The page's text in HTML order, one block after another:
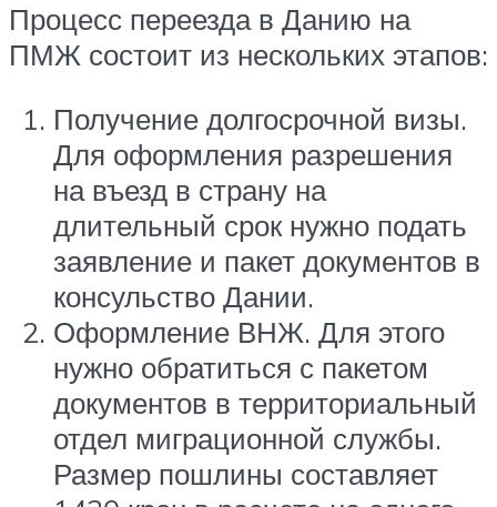
Процесс переезда в Данию на
ПМЖ состоит из нескольких этапов:
Получение долгосрочной визы.
Для оформления разрешения
на въезд в страну на
длительный срок нужно подать
заявление и пакет документов в
консульство Дании.
Оформление ВНЖ. Для этого
нужно обратиться с пакетом
документов в территориальный
отдел миграционной службы.
Размер пошлины составляет